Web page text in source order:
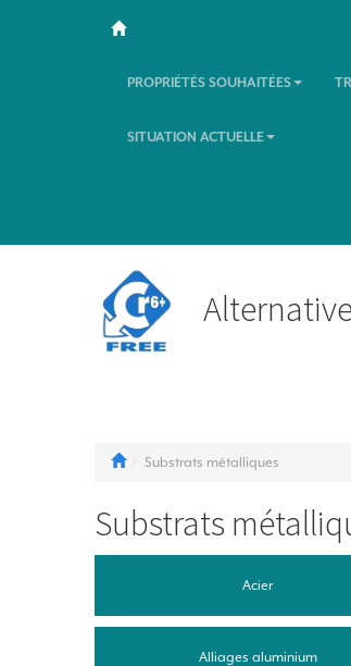
PROPRIÉTÉS SOUHAITÉES
SITUATION ACTUELLE
Substrats métalliques
Substrats
Acier
Alliages aluminium